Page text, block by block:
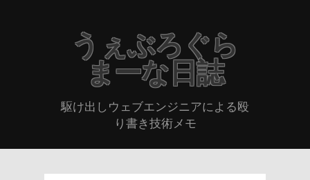
うぇぶろぐら
まーな日誌
駆け出しウェブエンジニアによる殴
り書き技術メモ